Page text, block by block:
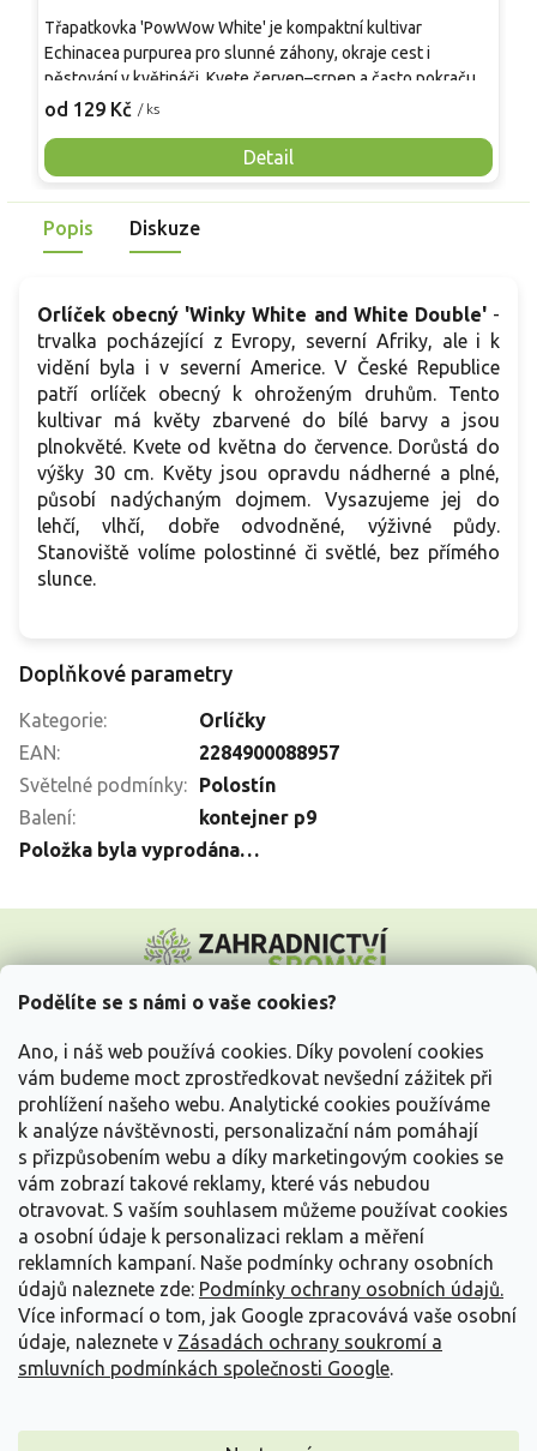
Podělíte se s námi o vaše cookies?
Ano, i náš web používá cookies. Díky povolení cookies
vám budeme moct zprostředkovat nevšední zážitek při
prohlížení našeho webu. Analytické cookies používáme
k analýze návštěvnosti, personalizační nám pomáhají
s přizpůsobením webu a díky marketingovým cookies se
vám zobrazí takové reklamy, které vás nebudou
otravovat. S vaším souhlasem můžeme používat cookies
a osobní údaje k personalizaci reklam a měření
reklamních kampaní. Naše podmínky ochrany osobních
údajů naleznete zde: Podmínky ochrany osobních údajů.
Více informací o tom, jak Google zpracovává vaše osobní
údaje, naleznete v Zásadách ochrany soukromí a
smluvních podmínkách společnosti Google.
od 129 Kč / ks
Detail
Třapatkovka 'PowWow White' je kompaktní kultivar
Echinacea purpurea pro slunné záhony, okraje cest i
pěstování v květináči. Kvete červen–srpen a často pokračuje
do září, květy jsou bílé s výrazným žlutým terčem. Stonky
Po zakořenění snáší sucho, při zamokření se zhoršuje
zdravotní stav trsu. Rostliny dorůstají přibližně 40–50 cm na
výšku a 30–45 cm do šířky, vytvářejí hustý trs s drsnějšími,
zelenými listy.
Popis Diskuze
Orlíček obecný 'Winky White and White Double'-
trvalka pocházející z Evropy, severní Afriky, ale i k
vidění byla i v severní Americe. V České Republice
patří orlíček obecný k ohroženým druhům. Tento
kultivar má květy zbarvené do bílé barvy a jsou
plnokvěté. Kvete od května do července. Dorůstá do
výšky 30 cm. Květy jsou opravdu nádherné a plné,
působí nadýchaným dojmem. Vysazujeme jej do
lehčí, vlhčí, dobře odvodněné, výživné půdy.
Stanoviště volíme polostinné či světlé, bez přímého
slunce.
Doplňkové parametry
Kategorie:
Orlíčky
EAN:
2284900088957
Světelné podmínky:
Polostín
Balení:
kontejner p9
Položka byla vyprodána…
p
Vše o nákupu
Informace pro Vás
Kontakujte nás
Vytvořil Shoptet